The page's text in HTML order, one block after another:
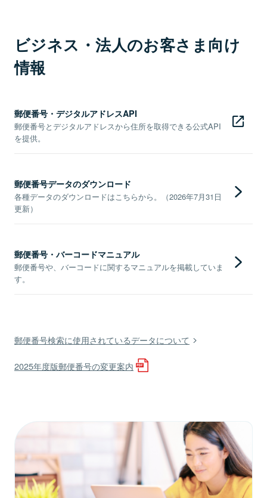
ビジネス・法人のお客さま向け
情報
郵便番号・デジタルアドレスAPI
郵便番号とデジタルアドレスから住所を取得できる公式API
を提供。
郵便番号データのダウンロード
各種データのダウンロードはこちらから。（2026年7月31日
更新）
郵便番号・バーコードマニュアル
郵便番号や、バーコードに関するマニュアルを掲載していま
す。
郵便番号検索に使用されているデータについて
2025年度版郵便番号の変更案内